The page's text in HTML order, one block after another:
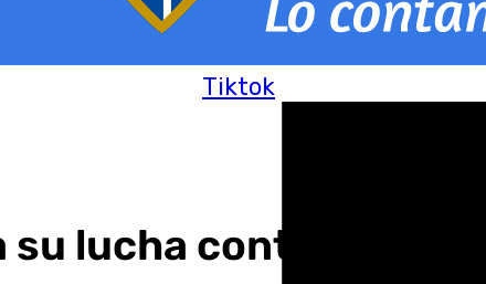
Tiktok
su lucha contra